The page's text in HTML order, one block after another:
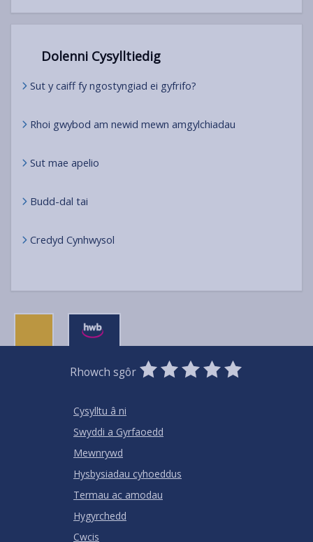
Dolenni Cysylltiedig
Sut y caiff fy ngostyngiad ei gyfrifo?
Rhoi gwybod am newid mewn amgylchiadau
Sut mae apelio
Budd-dal tai
Credyd Cynhwysol
Rhowch sgôr
0
Stars
1
Star
2
Stars
3
Stars
4
Stars
5
Stars
Cysylltu â ni
Swyddi a Gyrfaoedd
Mewnrywd
Hysbysiadau cyhoeddus
Termau ac amodau
Hygyrchedd
Cwcis